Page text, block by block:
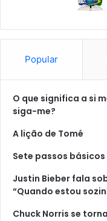
Popular
O que significa a si
siga-me?
A lição de Tomé
Sete passos
Justin Bieber fala
“Quando estou
Chuck Norris se